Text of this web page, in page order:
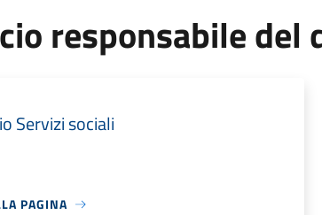
responsabile del
Servizi sociali
PAGINA